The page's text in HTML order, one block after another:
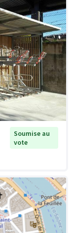
Soumise au
vote